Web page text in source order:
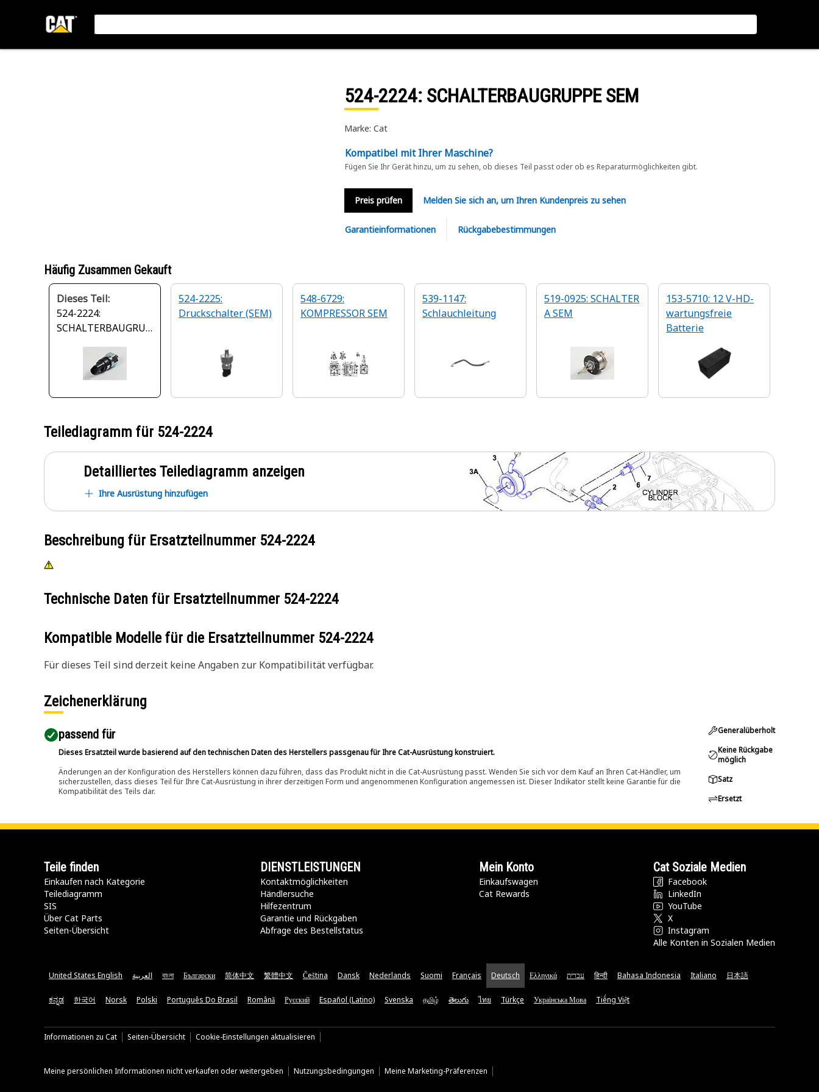
524-2224: SCHALTERBAUGRUPPE SEM
Marke: Cat
Kompatibel mit Ihrer Maschine?
Fügen Sie Ihr Gerät hinzu, um zu sehen, ob dieses Teil passt oder ob es Reparaturmöglichkeiten gibt.
Preis prüfen Melden Sie sich an, um Ihren Kundenpreis zu sehen
Garantieinformationen Rückgabebestimmungen
Häufig Zusammen Gekauft
Dieses Teil:
524-2224:
SCHALTERBAUGRUP
524-2225:
Druckschalter (SEM)
548-6729:
KOMPRESSOR SEM
539-1147:
Schlauchleitung
519-0925: SCHALTER
A SEM
153-5710: 12 V-HD-
wartungsfreie
Batterie
Teilediagramm für 524-2224
Detailliertes Teilediagramm anzeigen
Ihre Ausrüstung hinzufügen
Beschreibung für Ersatzteilnummer 524-2224
Technische Daten für Ersatzteilnummer 524-2224
Kompatible Modelle für die Ersatzteilnummer 524-2224
Für dieses Teil sind derzeit keine Angaben zur Kompatibilität verfügbar.
Zeichenerklärung
passend für​
Dieses Ersatzteil wurde basierend auf den technischen Daten des Herstellers passgenau für Ihre Cat-Ausrüstung konstruiert.
Änderungen an der Konfiguration des Herstellers können dazu führen, dass das Produkt nicht in die Cat-Ausrüstung passt. Wenden Sie sich vor dem Kauf an Ihren Cat-Händler, um
sicherzustellen, dass dieses Teil für Ihre Cat-Ausrüstung in ihrer derzeitigen Form und angenommenen Konfiguration angemessen ist. Dieser Indikator stellt keine Garantie für die
Kompatibilität des Teils dar.
Generalüberholt
Keine Rückgabe
möglich
Satz
Ersetzt
Teile finden
Einkaufen nach Kategorie
Teilediagramm
SIS
Über Cat Parts
Seiten-Übersicht
DIENSTLEISTUNGEN
Kontaktmöglichkeiten​
Händlersuche
Hilfezentrum
Garantie und Rückgaben
Abfrage des Bestellstatus
Mein Konto
Einkaufswagen
Cat Rewards
Cat Soziale Medien
Facebook
LinkedIn
YouTube
X
Instagram
Alle Konten in Sozialen Medien
United States English العربية বাংলা Български 简体中文 繁體中文 Čeština Dansk Nederlands Suomi Français Deutsch Ελληνικά עברית हिन्दी Bahasa Indonesia Italiano 日本語
ಕನ್ನಡ 한국어 Norsk Polski Português Do Brasil Română Русский Español (Latino) Svenska தமிழ் తెలుగు ไทย Türkçe Українська Мова Tiếng Việt
Informationen zu Cat Seiten-Übersicht Cookie-Einstellungen aktualisieren
Meine persönlichen Informationen nicht verkaufen oder weitergeben Nutzungsbedingungen Meine Marketing-Präferenzen